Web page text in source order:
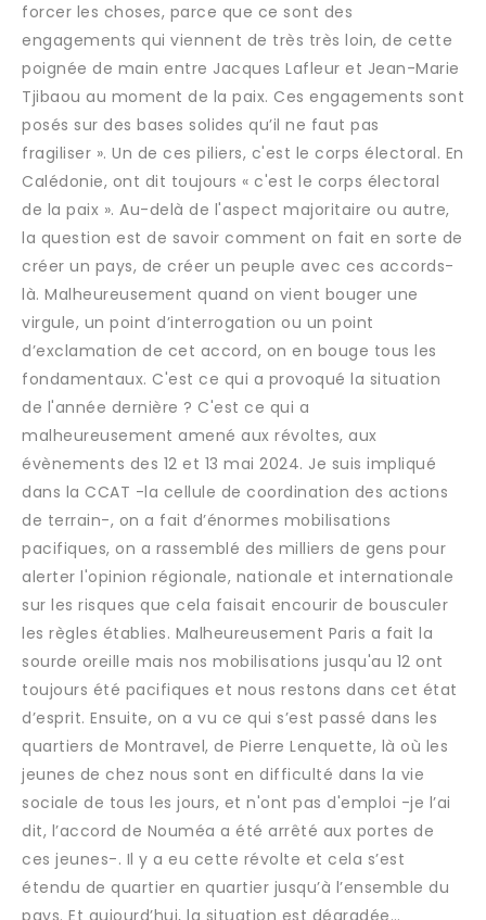
forcer les choses, parce que ce sont des
engagements qui viennent de très très loin, de cette
poignée de main entre Jacques Lafleur et Jean-Marie
Tjibaou au moment de la paix. Ces engagements sont
posés sur des bases solides qu’il ne faut pas
fragiliser ». Un de ces piliers, c'est le corps électoral. En
Calédonie, ont dit toujours « c'est le corps électoral
de la paix ». Au-delà de l'aspect majoritaire ou autre,
la question est de savoir comment on fait en sorte de
créer un pays, de créer un peuple avec ces accords-
là. Malheureusement quand on vient bouger une
virgule, un point d’interrogation ou un point
d’exclamation de cet accord, on en bouge tous les
fondamentaux. C'est ce qui a provoqué la situation
de l'année dernière ? C'est ce qui a
malheureusement amené aux révoltes, aux
évènements des 12 et 13 mai 2024. Je suis impliqué
dans la CCAT -la cellule de coordination des actions
de terrain-, on a fait d’énormes mobilisations
pacifiques, on a rassemblé des milliers de gens pour
alerter l'opinion régionale, nationale et internationale
sur les risques que cela faisait encourir de bousculer
les règles établies. Malheureusement Paris a fait la
sourde oreille mais nos mobilisations jusqu'au 12 ont
toujours été pacifiques et nous restons dans cet état
d’esprit. Ensuite, on a vu ce qui s’est passé dans les
quartiers de Montravel, de Pierre Lenquette, là où les
jeunes de chez nous sont en difficulté dans la vie
sociale de tous les jours, et n'ont pas d'emploi -je l’ai
dit, l’accord de Nouméa a été arrêté aux portes de
ces jeunes-. Il y a eu cette révolte et cela s’est
étendu de quartier en quartier jusqu’à l’ensemble du